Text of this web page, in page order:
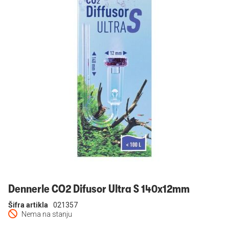
Dennerle CO2 Difusor Ultra S 140x12mm
Nema na stanju
Šifra artikla 021357